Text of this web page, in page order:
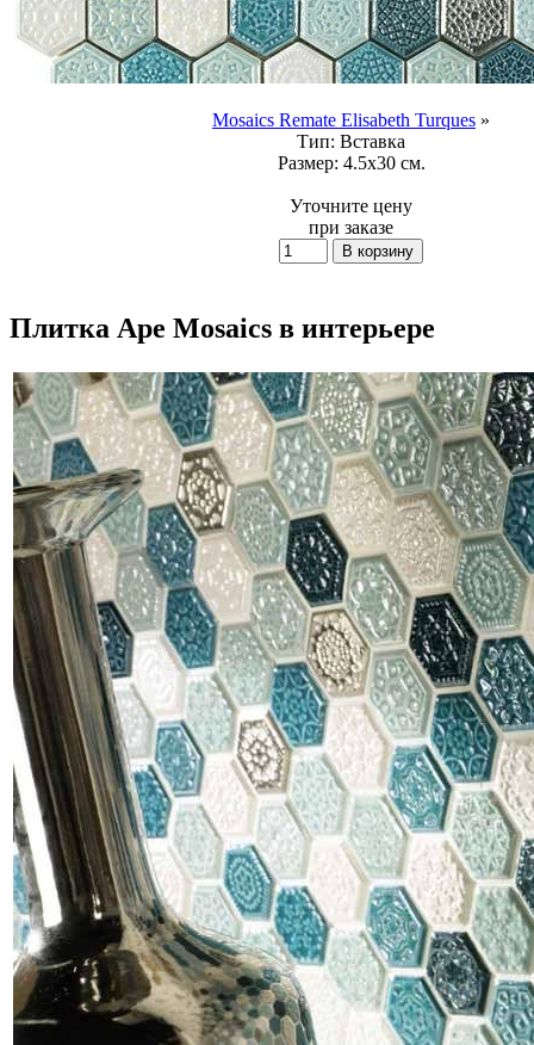
Mosaics Remate Elisabeth Turques »
Тип: Вставка
Размер: 4.5x30 см.
Уточните цену
при заказе
Плитка Ape Mosaics в интерьере